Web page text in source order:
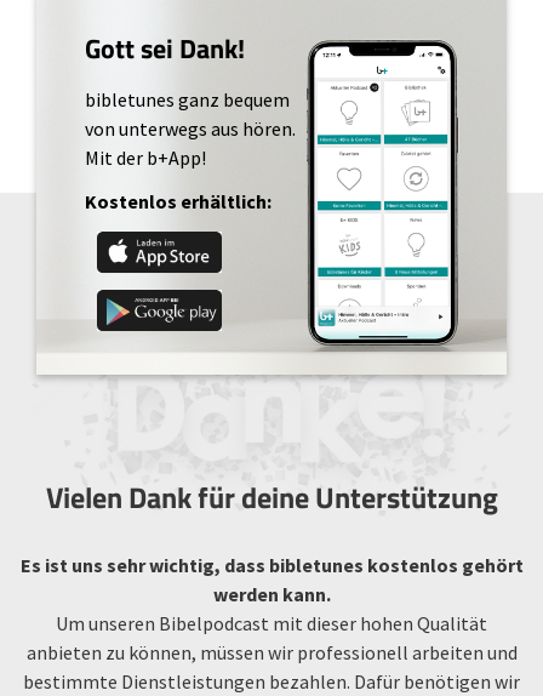
Gott sei Dank!
bibletunes ganz bequem
von unterwegs aus hören.
Mit der b+App!
Kostenlos erhältlich:
Vielen Dank für deine Unterstützung
Es ist uns sehr wichtig, dass bibletunes kostenlos gehört
werden kann.
Um unseren Bibelpodcast mit dieser hohen Qualität
anbieten zu können, müssen wir professionell arbeiten und
bestimmte Dienstleistungen bezahlen. Dafür benötigen wir